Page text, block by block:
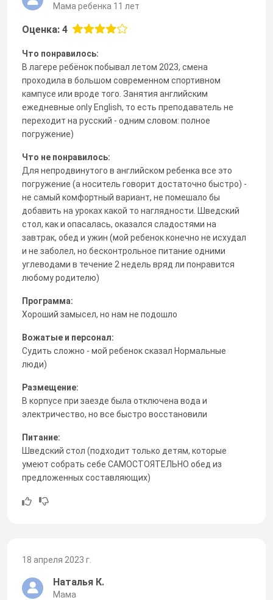
Мама ребенка 11 лет
Оценка: 4
Что понравилось:
В лагере ребёнок побывал летом 2023, смена
проходила в большом современном спортивном
кампусе или вроде того. Занятия английским
ежедневные only English, то есть преподаватель не
переходит на русский - одним словом: полное
погружение)
Что не понравилось:
Для непродвинутого в английском ребенка все это
погружение (а носитель говорит достаточно быстро) -
не самый комфортный вариант, не помешало бы
добавить на уроках какой то наглядности. Шведский
стол, как и опасалась, оказался сладостями на
завтрак, обед и ужин (мой ребенок конечно не исхудал
и не заболел, но бесконтрольное питание одними
углеводами в течение 2 недель вряд ли понравится
любому родителю)
Программа:
Хороший замысел, но нам не подошло
Вожатые и персонал:
Судить сложно - мой ребенок сказал Нормальные
люди)
Размещение:
В корпусе при заезде была отключена вода и
электричество, но все быстро восстановили
Питание:
Шведский стол (подходит только детям, которые
умеют собрать себе САМОСТОЯТЕЛЬНО обед из
предложенных составляющих)
18 апреля 2023 г.
Наталья К.
Мама